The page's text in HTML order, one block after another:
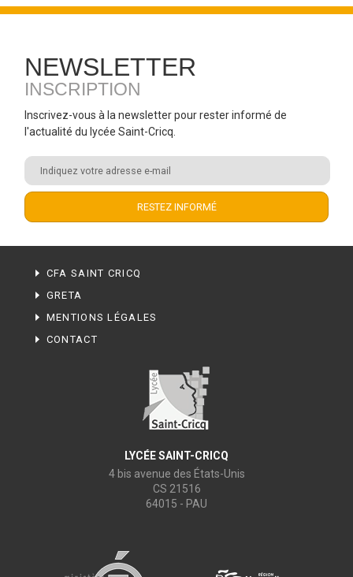
NEWSLETTER
INSCRIPTION
Inscrivez-vous à la newsletter pour rester informé de
l'actualité du lycée Saint-Cricq.
CFA SAINT CRICQ
GRETA
MENTIONS LÉGALES
CONTACT
LYCÉE SAINT-CRICQ
4 bis avenue des États-Unis
CS 21516
64015 - PAU